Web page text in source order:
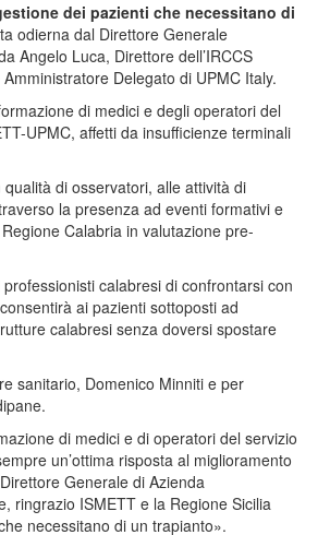
dei pazienti che necessitano di
odierna dal Direttore Generale
Angelo Luca, Direttore dell’IRCCS
Delegato di UPMC Italy.
di medici e degli operatori del
UPMC, affetti da insufficienze terminali
di osservatori, alle attività di
la presenza ad eventi formativi e
Calabria in valutazione pre-
calabresi di confrontarsi con
ai pazienti sottoposti ad
calabresi senza doversi spostare
sanitario, Domenico Minniti e per
di medici e di operatori del servizio
un’ottima risposta al miglioramento
Generale di Azienda
ringrazio ISMETT e la Regione Sicilia
necessitano di un trapianto».